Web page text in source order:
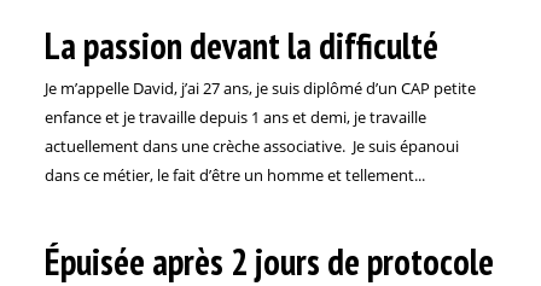
La passion devant la difficulté
Je m’appelle David, j’ai 27 ans, je suis diplômé d’un CAP petite
enfance et je travaille depuis 1 ans et demi, je travaille
actuellement dans une crèche associative. Je suis épanoui
dans ce métier, le fait d’être un homme et tellement...
Épuisée après 2 jours de protocole